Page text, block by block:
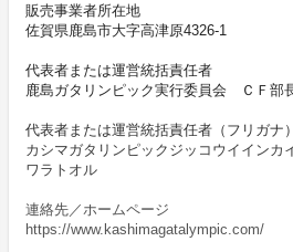
販売事業者所在地
佐賀県鹿島市大字高津原4326-1
代表者または運営統括責任者
鹿島ガタリンピック実行委員会 ＣＦ
代表者または運営統括責任者（フリガナ）
カシマガタリンピックジッコウイイン
ワラトオル
連絡先／ホームページ
https://www.kashimagatalympic.com/